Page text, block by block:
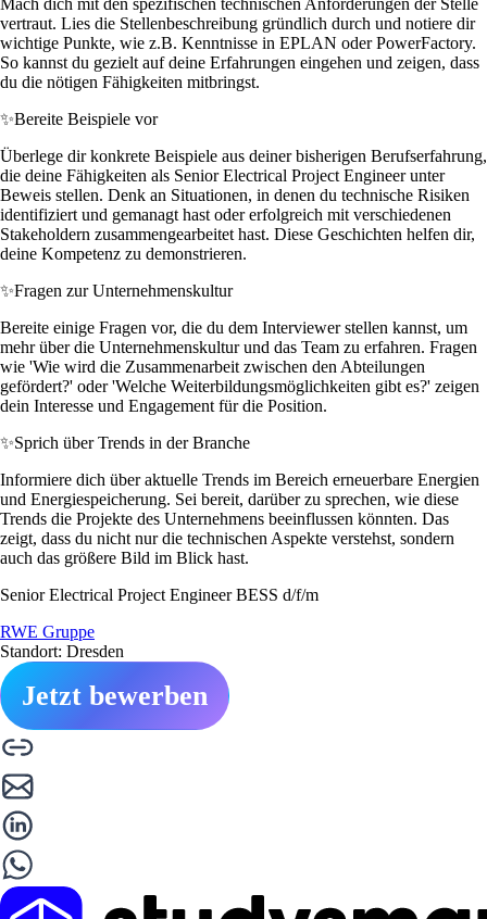
vertraut. Lies die Stellenbeschreibung gründlich durch und notiere dir
wichtige Punkte, wie z.B. Kenntnisse in EPLAN oder PowerFactory.
So kannst du gezielt auf deine Erfahrungen eingehen und zeigen, dass
du die nötigen Fähigkeiten mitbringst.
✨Bereite Beispiele vor
Überlege dir konkrete Beispiele aus deiner bisherigen Berufserfahrung,
die deine Fähigkeiten als Senior Electrical Project Engineer unter
Beweis stellen. Denk an Situationen, in denen du technische Risiken
identifiziert und gemanagt hast oder erfolgreich mit verschiedenen
Stakeholdern zusammengearbeitet hast. Diese Geschichten helfen dir,
deine Kompetenz zu demonstrieren.
✨Fragen zur Unternehmenskultur
Bereite einige Fragen vor, die du dem Interviewer stellen kannst, um
mehr über die Unternehmenskultur und das Team zu erfahren. Fragen
wie 'Wie wird die Zusammenarbeit zwischen den Abteilungen
gefördert?' oder 'Welche Weiterbildungsmöglichkeiten gibt es?' zeigen
dein Interesse und Engagement für die Position.
✨Sprich über Trends in der Branche
Informiere dich über aktuelle Trends im Bereich erneuerbare Energien
und Energiespeicherung. Sei bereit, darüber zu sprechen, wie diese
Trends die Projekte des Unternehmens beeinflussen könnten. Das
zeigt, dass du nicht nur die technischen Aspekte verstehst, sondern
auch das größere Bild im Blick hast.
Senior Electrical Project Engineer BESS d/f/m
RWE Gruppe
Standort: Dresden
Jetzt bewerben